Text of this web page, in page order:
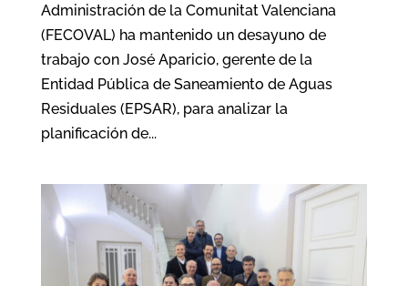
Administración de la Comunitat Valenciana
(FECOVAL) ha mantenido un desayuno de
trabajo con José Aparicio, gerente de la
Entidad Pública de Saneamiento de Aguas
Residuales (EPSAR), para analizar la
planificación de...